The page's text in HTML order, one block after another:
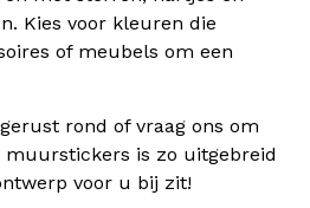
Kies voor kleuren die
of meubels om een
rond of vraag ons om
muurstickers is zo uitgebreid
voor u bij zit!